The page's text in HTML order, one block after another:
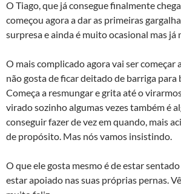
O Tiago, que já consegue finalmente
começou agora a dar as primeiras
surpresa e ainda é muito ocasional mas já
O mais complicado agora vai ser começar
não gosta de ficar deitado de barriga
Começa a resmungar e grita até o
virado sozinho algumas vezes também é
conseguir fazer de vez em quando, mais
de propósito. Mas nós vamos insistindo.
O que ele gosta mesmo é de estar
estar apoiado nas suas próprias pernas.